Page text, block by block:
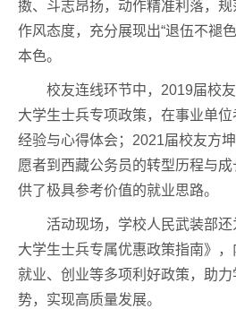
擞、斗志昂扬，动作精准利落，
作风态度，充分展现出“退伍不褪
本色。
校友连线环节中，2019届校
大学生士兵专项政策，在事业单
经验与心得体会；2021届校友方
愿者到西藏公务员的转型历程与
供了极具参考价值的就业思路。
活动现场，学校人民武装部
大学生士兵专属优惠政策指南》，
就业、创业等多项利好政策，助
势，实现高质量发展。